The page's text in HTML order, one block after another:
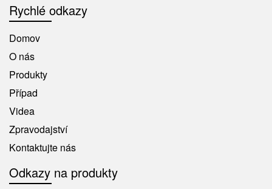
Rychlé odkazy
Domov
O nás
Produkty
Případ
Videa
Zpravodajství
Kontaktujte nás
Odkazy na produkty